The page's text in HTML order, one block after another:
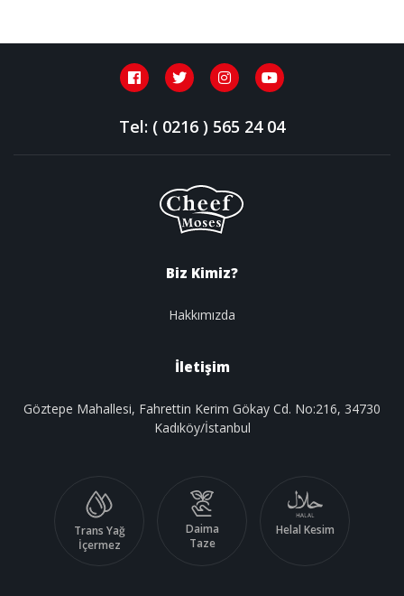
Tel: ( 0216 ) 565 24 04
Biz Kimiz?
Hakkımızda
İletişim
Göztepe Mahallesi, Fahrettin Kerim Gökay Cd. No:216, 34730
Kadıköy/İstanbul
Trans Yağ
İçermez
Daima
Taze
Helal Kesim